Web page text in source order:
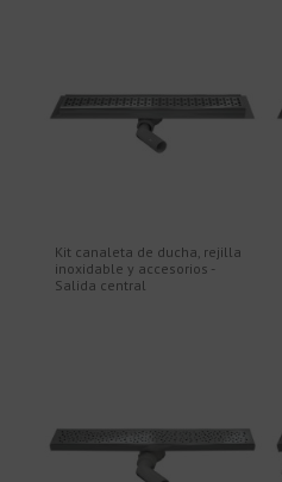
Kit canaleta de ducha, rejilla
inoxidable y accesorios -
Salida central